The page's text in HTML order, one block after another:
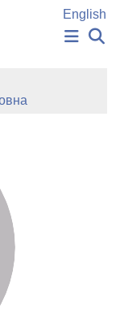
English